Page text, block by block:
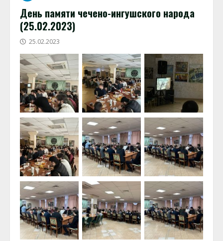
День памяти чечено-ингушского народа
(25.02.2023)
25.02.2023